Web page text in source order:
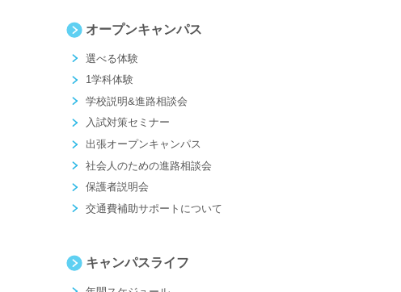
オープンキャンパス
選べる体験
1学科体験
学校説明&進路相談会
入試対策セミナー
出張オープンキャンパス
社会人のための進路相談会
保護者説明会
交通費補助サポートについて
キャンパスライフ